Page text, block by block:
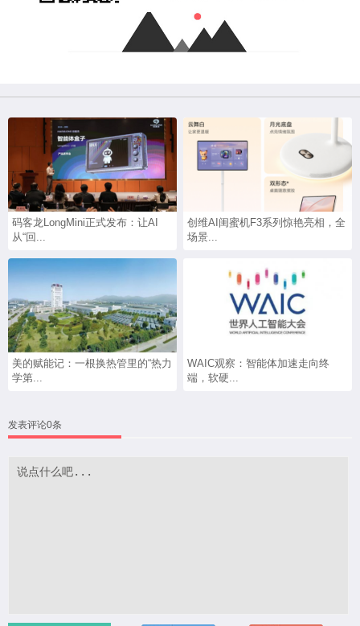
码客龙LongMini正式发布：让AI
从“回...
创维AI闺蜜机F3系列惊艳亮相，全
场景...
美的赋能记：一根换热管里的“热力
学第...
WAIC观察：智能体加速走向终
端，软硬...
发表评论0条